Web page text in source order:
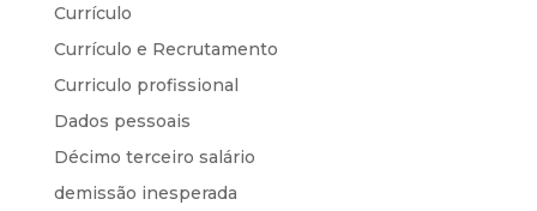
Currículo
Currículo e Recrutamento
Curriculo profissional
Dados pessoais
Décimo terceiro salário
demissão inesperada